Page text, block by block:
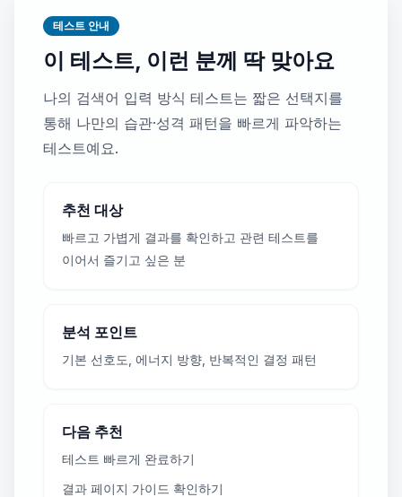
테스트 안내
이 테스트, 이런 분께 딱 맞아요
나의 검색어 입력 방식 테스트는 짧은 선택지를
통해 나만의 습관·성격 패턴을 빠르게 파악하는
테스트예요.
추천 대상
빠르고 가볍게 결과를 확인하고 관련 테스트를
이어서 즐기고 싶은 분
분석 포인트
기본 선호도, 에너지 방향, 반복적인 결정 패턴
다음 추천
테스트 빠르게 완료하기
결과 페이지 가이드 확인하기